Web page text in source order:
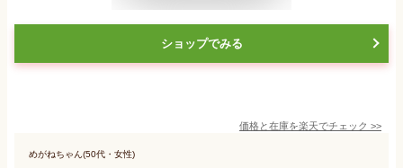
ショップでみる
価格と在庫を楽天でチェック >>
めがねちゃん(50代・女性)